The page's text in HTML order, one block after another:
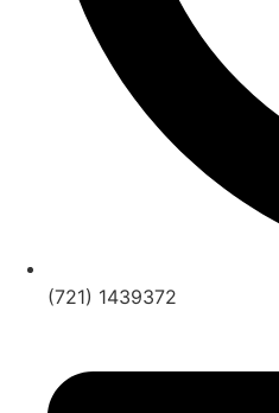
(721) 1439372